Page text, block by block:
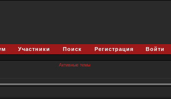
Участники Поиск Регистрация Войти
Активные темы